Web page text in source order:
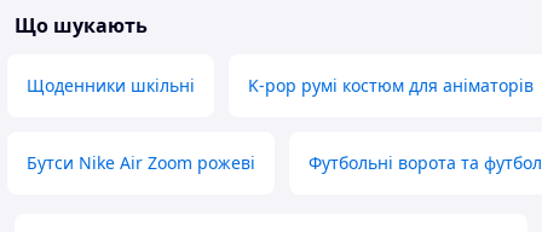
портативних
Що шукають
Щоденники шкільні K-pop румі костюм для аніматорів
Бутси Nike Air Zoom рожеві Футбольні ворота та